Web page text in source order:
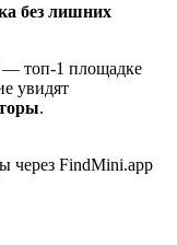
без лишних
— топ-1 площадке
увидят
.
через FindMini.app